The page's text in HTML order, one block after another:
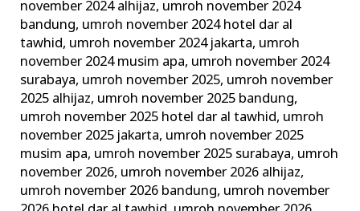
november 2024 alhijaz, umroh november 2024
bandung, umroh november 2024 hotel dar al
tawhid, umroh november 2024 jakarta, umroh
november 2024 musim apa, umroh november 2024
surabaya, umroh november 2025, umroh november
2025 alhijaz, umroh november 2025 bandung,
umroh november 2025 hotel dar al tawhid, umroh
november 2025 jakarta, umroh november 2025
musim apa, umroh november 2025 surabaya, umroh
november 2026, umroh november 2026 alhijaz,
umroh november 2026 bandung, umroh november